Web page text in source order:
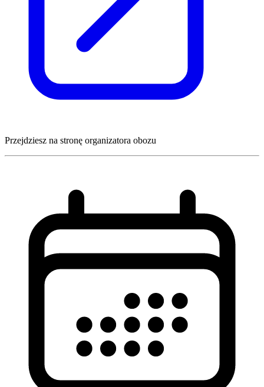
Przejdziesz na stronę organizatora obozu